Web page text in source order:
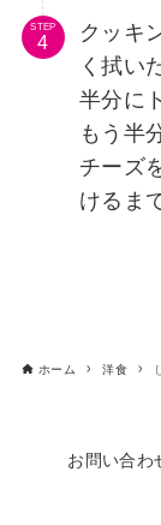
STEP
クッキ
く拭い
半分に
もう半
チーズ
けるま
ホーム 洋食
お問い合わ